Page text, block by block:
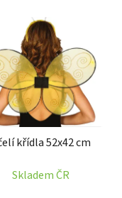
křídla 52x42 cm
Skladem ČR